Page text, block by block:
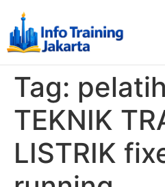
Tag:
TEKNIK
LISTRIK